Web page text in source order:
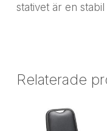
stativet är en
Relaterade